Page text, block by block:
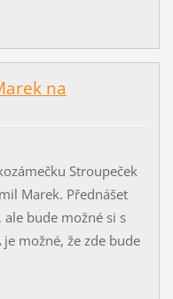
na
Stroupeček
Marek. Přednášet
bude možné si s
možné, že zde bude